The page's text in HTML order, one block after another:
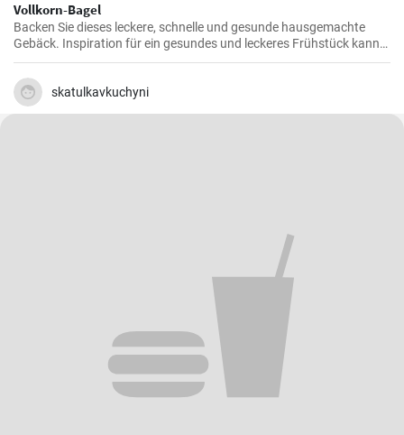
Vollkorn-Bagel
Backen Sie dieses leckere, schnelle und gesunde hausgemachte
Gebäck. Inspiration für ein gesundes und leckeres Frühstück kann
man nie genug haben.
skatulkavkuchyni